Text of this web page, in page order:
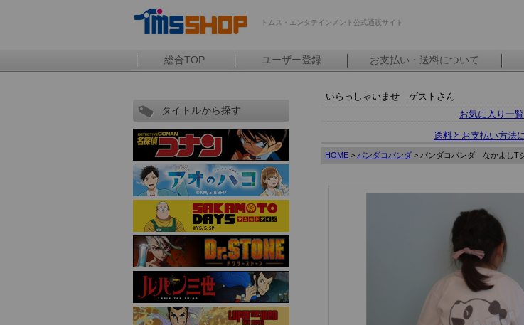
トムス・エンタテインメント公式通販サイト
総合TOP ユーザー登録 お支払い・送料について
タイトルから探す
いらっしゃいませ ゲストさん
お気に入り一覧
送料とお支払い方法
HOME > パンダコパンダ > パンダコパンダ なかよしT